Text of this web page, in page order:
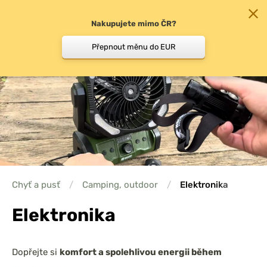
Chyť a pusť / Camping, outdoor / Elektronika
Elektronika
Dopřejte si komfort a spolehlivou energii během
Nakupujete mimo ČR?
Přepnout měnu do EUR